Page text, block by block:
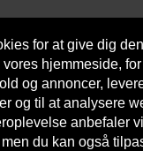
for at give dig
hjemmeside,
og annoncer,
og til at analysere
anbefaler
du kan også
Armatec > Kunde